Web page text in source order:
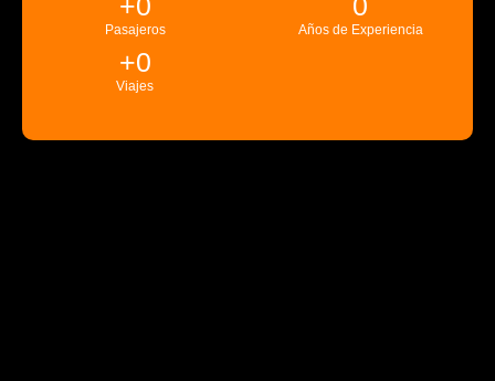
Pasajeros Años de Experiencia
Viajes
+0